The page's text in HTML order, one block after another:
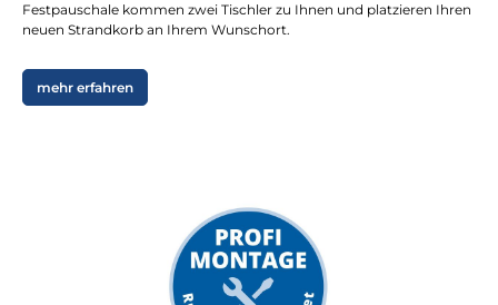
Festpauschale kommen zwei Tischler zu Ihnen und platzieren Ihren
neuen Strandkorb an Ihrem Wunschort.
mehr erfahren